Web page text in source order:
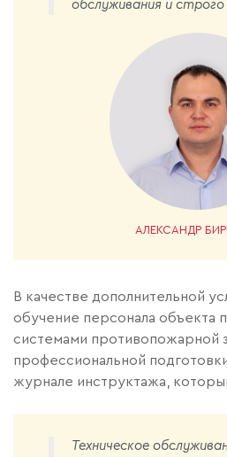
обслуживания и
АЛЕКСАНДР
В качестве дополнительной
обучение персонала объекта
системами противопожарной
профессиональной
журнале инструктажа,
Техническое